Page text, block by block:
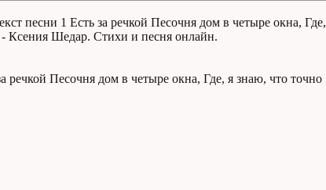
песни 1 Есть за речкой Песочня дом в четыре окна, Где,
Ксения Шедар. Стихи и песня онлайн.
речкой Песочня дом в четыре окна, Где, я знаю, что точно